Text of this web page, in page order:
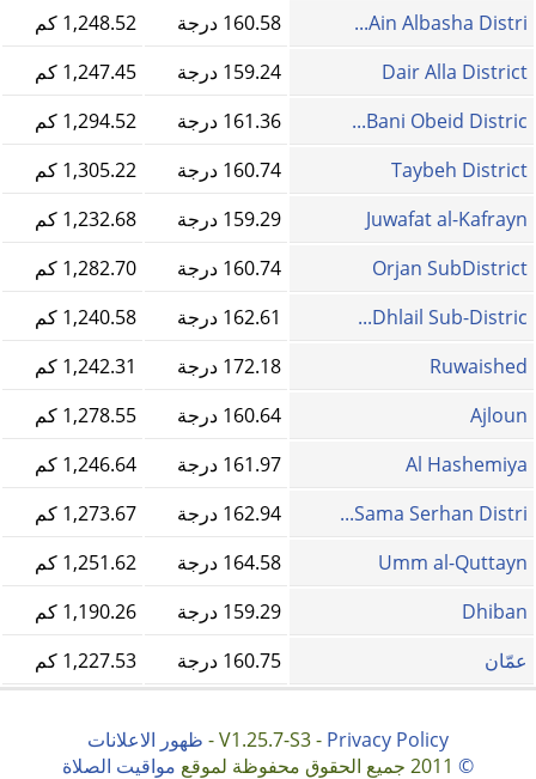
Ain Albasha Distri...
160.58 درجة
1,248.52 كم
Dair Alla District
159.24 درجة
1,247.45 كم
Bani Obeid Distric...
161.36 درجة
1,294.52 كم
Taybeh District
160.74 درجة
1,305.22 كم
Juwafat al-Kafrayn
159.29 درجة
1,232.68 كم
Orjan SubDistrict
160.74 درجة
1,282.70 كم
Dhlail Sub-Distric...
162.61 درجة
1,240.58 كم
Ruwaished
172.18 درجة
1,242.31 كم
Ajloun
160.64 درجة
1,278.55 كم
Al Hashemiya
161.97 درجة
1,246.64 كم
Sama Serhan Distri...
162.94 درجة
1,273.67 كم
Umm al-Quttayn
164.58 درجة
1,251.62 كم
Dhiban
159.29 درجة
1,190.26 كم
عمّان
160.75 درجة 1,227.53 كم
V1.25.7-S3 - Privacy Policy
- ظهور الاعلانات
©
مواقيت الصلاة